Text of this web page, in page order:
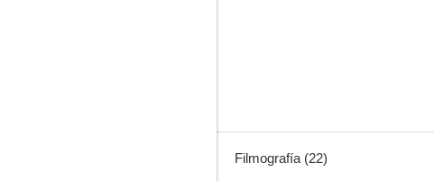
Filmografía (22)